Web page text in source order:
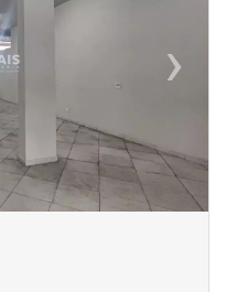
›Next